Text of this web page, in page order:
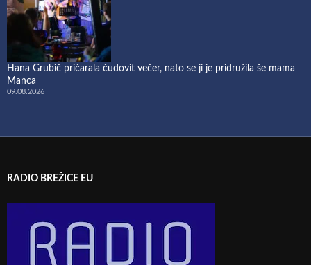
Hana Grubič pričarala čudovit večer, nato se ji je pridružila še mama
Manca
09.08.2026
RADIO BREŽICE EU